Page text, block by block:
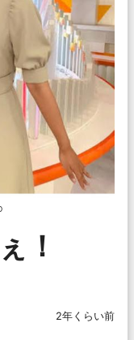
！
2年くらい前